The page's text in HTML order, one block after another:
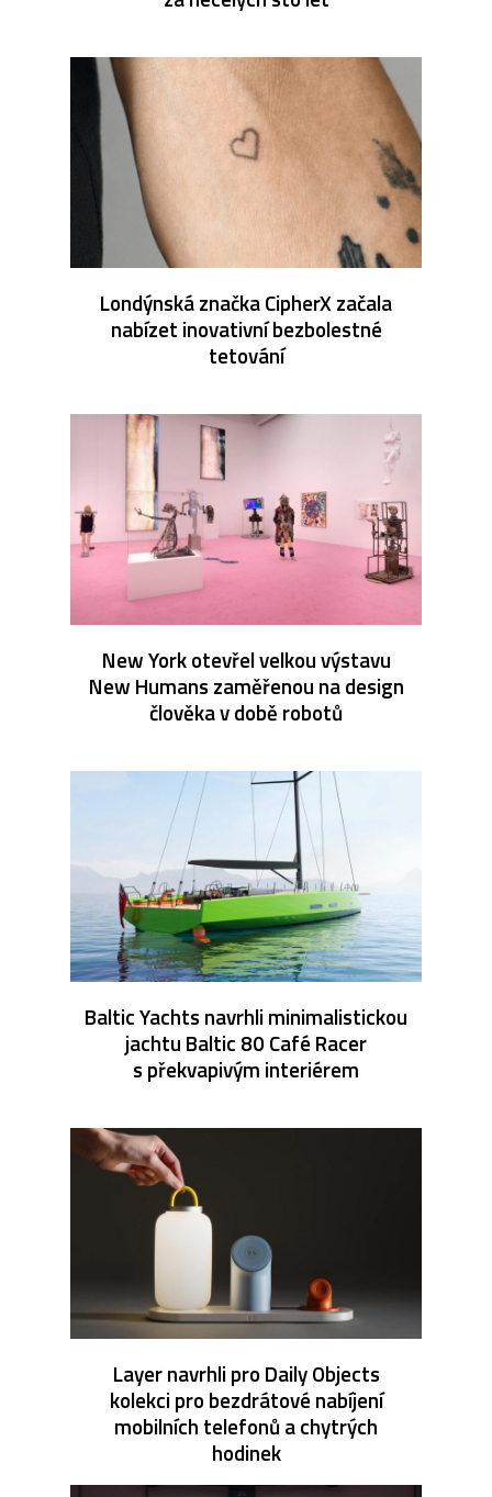
Londýnská značka CipherX začala
nabízet inovativní bezbolestné
tetování
New York otevřel velkou výstavu
New Humans zaměřenou na design
člověka v době robotů
Baltic Yachts navrhli minimalistickou
jachtu Baltic 80 Café Racer
s překvapivým interiérem
Layer navrhli pro Daily Objects
kolekci pro bezdrátové nabíjení
mobilních telefonů a chytrých
hodinek